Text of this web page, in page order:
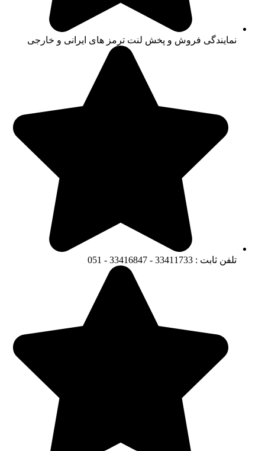
نمایندگی فروش و پخش لنت ترمز های ایرانی و خارجی
تلفن ثابت : 33411733 - 33416847 - 051